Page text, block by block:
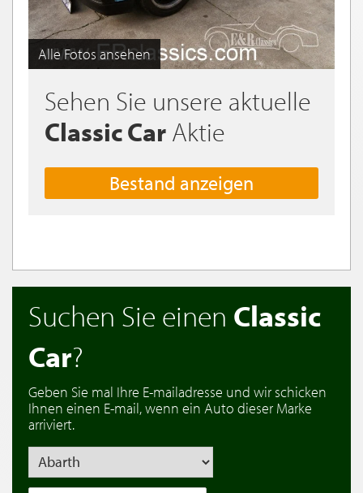
Alle Fotos ansehen
Sehen Sie unsere aktuelle
Classic Car Aktie
Bestand anzeigen
Suchen Sie einen Classic
Car?
Geben Sie mal Ihre E-mailadresse und wir schicken
Ihnen einen E-mail, wenn ein Auto dieser Marke
arriviert.